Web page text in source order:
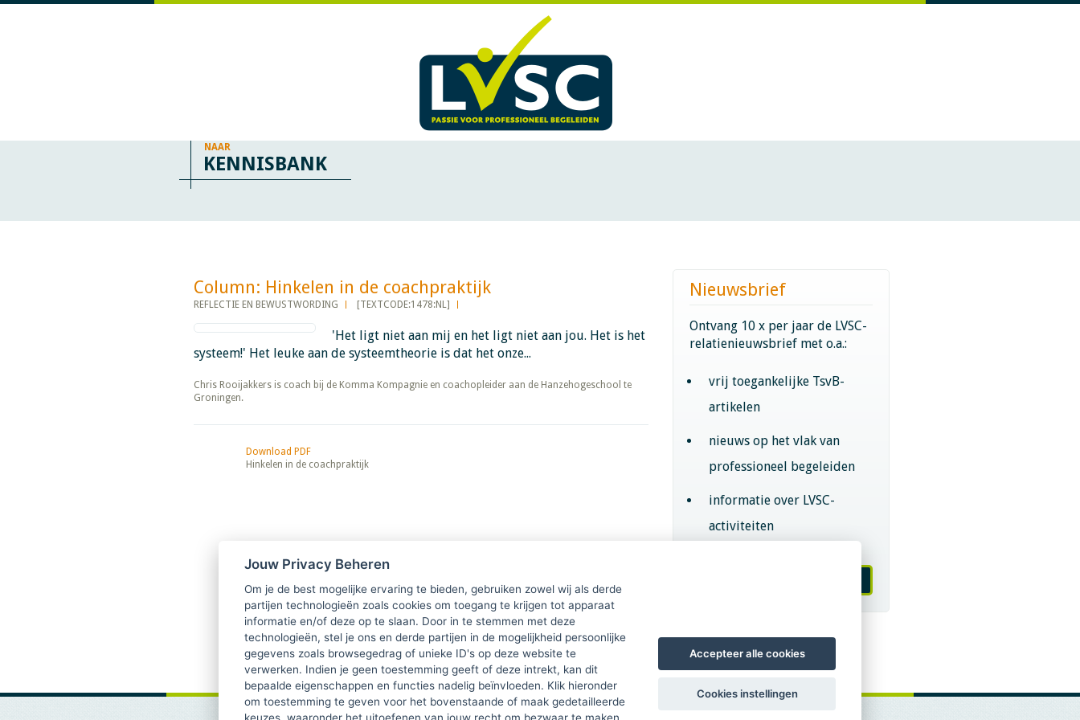
NAAR
KENNISBANK
Column: Hinkelen in de coachpraktijk​​​​​​
REFLECTIE EN BEWUSTWORDING [TEXTCODE:1478:NL]
'Het ligt niet aan mij en het ligt niet aan jou. Het is het
systeem!' Het leuke aan de systeemtheorie is dat het onze...
​​​​​​​Chris Rooijakkers is coach bij de Komma Kompagnie en coachopleider aan de Hanzehogeschool te
Groningen.
Download PDF
Hinkelen in de coachpraktijk
Nieuwsbrief
Ontvang 10 x per jaar de LVSC-
relatienieuwsbrief met o.a.:
vrij toegankelijke TsvB-
artikelen
nieuws op het vlak van
professioneel begeleiden
informatie over LVSC-
activiteiten
Jouw Privacy Beheren
Om je de best mogelijke ervaring te bieden, gebruiken zowel wij als derde
partijen technologieën zoals cookies om toegang te krijgen tot apparaat
informatie en/of deze op te slaan. Door in te stemmen met deze
technologieën, stel je ons en derde partijen in de mogelijkheid persoonlijke
gegevens zoals browsegedrag of unieke ID's op deze website te
verwerken. Indien je geen toestemming geeft of deze intrekt, kan dit
bepaalde eigenschappen en functies nadelig beïnvloeden. Klik hieronder
om toestemming te geven voor het bovenstaande of maak gedetailleerde
Accepteer alle cookies
Cookies instellingen